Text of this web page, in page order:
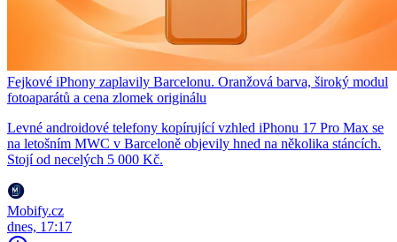
Fejkové iPhony zaplavily Barcelonu. Oranžová barva, široký modul
fotoaparátů a cena zlomek originálu
Levné androidové telefony kopírující vzhled iPhonu 17 Pro Max se
na letošním MWC v Barceloně objevily hned na několika stáncích.
Stojí od necelých 5 000 Kč.
Mobify.cz
dnes, 17:17